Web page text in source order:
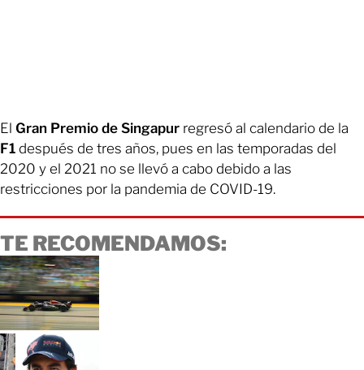
El Gran Premio de Singapur regresó al calendario de la
F1 después de tres años, pues en las temporadas del
2020 y el 2021 no se llevó a cabo debido a las
restricciones por la pandemia de COVID-19.
TE RECOMENDAMOS: